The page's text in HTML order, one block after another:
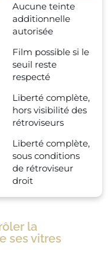
Aucune teinte
additionnelle
autorisée
Film possible si le
seuil reste
respecté
Liberté complète,
hors visibilité des
rétroviseurs
Liberté complète,
sous conditions
de rétroviseur
droit
la
ses vitres